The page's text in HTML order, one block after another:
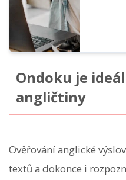
Ondoku je
angličtiny
Ověřování anglické
textů a dokonce i